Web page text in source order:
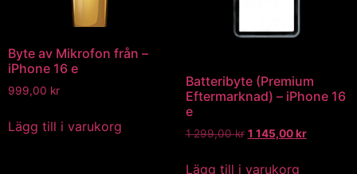
Byte av Mikrofon från –
iPhone 16 e
999,00 kr
Lägg till i varukorg
Batteribyte (Premium
Eftermarknad) – iPhone 16
e
1 299,00kr 1 145,00kr
Lägg till i varukorg